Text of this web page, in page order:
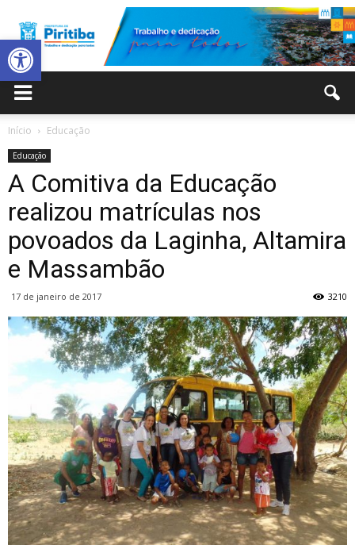
Abrir a barra de ferramentas
Municipal
de
Piritiba
Início Educação
Educação
A Comitiva da Educação
realizou matrículas nos
povoados da Laginha, Altamira
e Massambão
17 de janeiro de 2017 3210